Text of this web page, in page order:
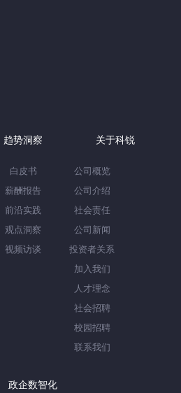
趋势洞察
白皮书
薪酬报告
前沿实践
观点洞察
视频访谈
关于科锐
公司概览
公司介绍
社会责任
公司新闻
投资者关系
加入我们
人才理念
社会招聘
校园招聘
联系我们
政企数智化